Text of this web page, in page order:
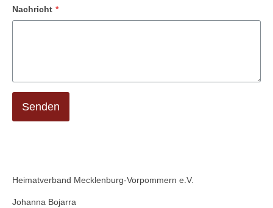
Nachricht *
Senden
Heimatverband Mecklenburg-Vorpommern e.V.
Johanna Bojarra